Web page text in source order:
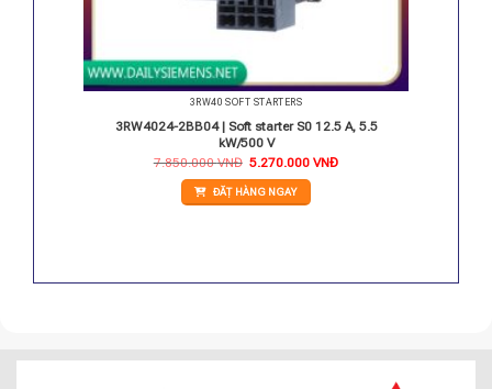
3RW40 SOFT STARTERS
3RW4024-2BB04 | Soft starter S0 12.5 A, 5.5
kW/500 V
7.850.000VNĐ Giá
là:
7.850.000 VNĐ.
5.270.000VNĐGiá
ĐẶT HÀNG NGAY